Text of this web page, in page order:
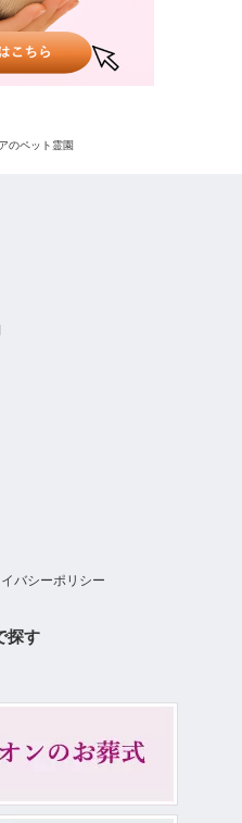
のペット霊園
バシーポリシー
探す